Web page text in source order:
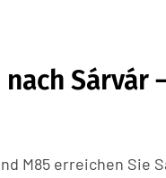
Sárvár
M85 erreichen Sie